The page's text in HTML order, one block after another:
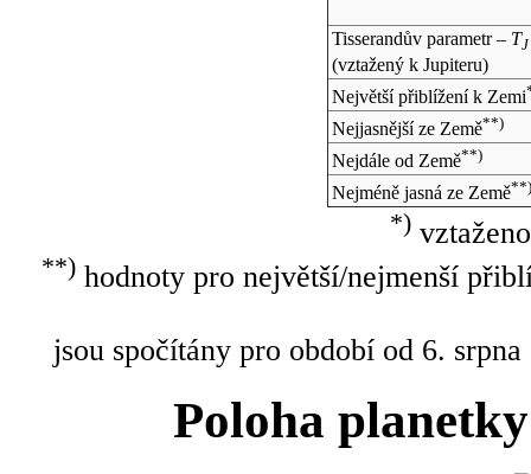
Tisserandův parametr – TJ
(vztažený k Jupiteru)
Největší přiblížení k Zemi
Nejjasnější ze Země**)
Nejdále od Země**)
Nejméně jasná ze Země**)
*)
**)hodnoty pro největší/nejmenší
jsou spočítány pro období od 6.
Poloha